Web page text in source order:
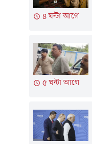
৪ ঘন্টা আগে
৫ ঘন্টা আগে